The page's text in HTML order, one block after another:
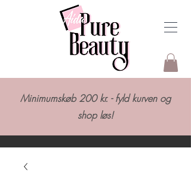
Minimumskøb 200 kr. - fyld kurven og
shop løs!